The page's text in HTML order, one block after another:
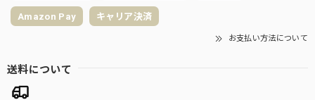
Amazon Pay キャリア決済
お支払い方法について
送料について